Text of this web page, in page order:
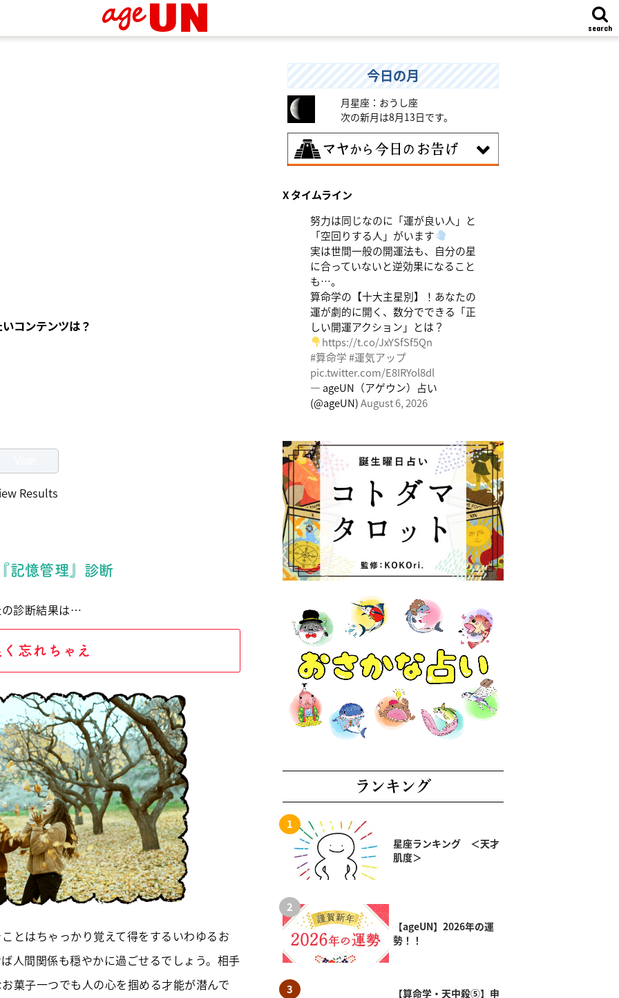
search
コンテンツは？
Results
記憶管理』診断
診断結果は…
忘れちゃえ
とはちゃっかり覚えて得をするいわゆるお
人間関係も穏やかに過ごせるでしょう。相手
菓子一つでも人の心を掴める才能が潜んで
今日の月
月星座：おうし座
次の新月は8月13日です。
伝統や歴史的な過去のやり方・道筋を踏襲
統を乗り越えるひらめきを。
X タイムライン
努力は同じなのに「運が良い人」と
「空回りする人」がいます
実は世間一般の開運法も、自分の星
に合っていないと逆効果になること
も…。
算命学の【十大主星別】！あなたの
運が劇的に開く、数分でできる「正
しい開運アクション」とは？
https://t.co/JxYSfSf5Qn
#算命学#運気アップ
pic.twitter.com/E8IRYol8dl
— ageUN（アゲウン）占い
(@ageUN)August 6, 2026
ランキング
星座ランキング ＜天才
肌度＞
【ageUN】2026年の運
勢！！
【算命学・天中殺⑤】申